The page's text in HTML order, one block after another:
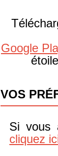
Google
VOS
Si vous
cliquez